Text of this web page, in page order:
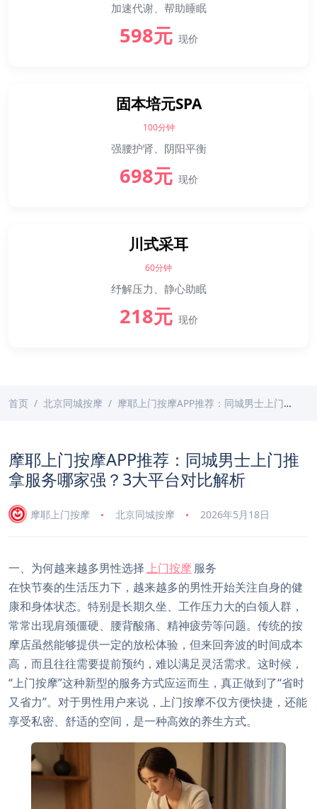
加速代谢、帮助睡眠
598元 现价
固本培元SPA
100分钟
强腰护肾、阴阳平衡
698元 现价
川式采耳
60分钟
纾解压力、静心助眠
218元 现价
首页 北京同城按摩 摩耶上门按摩APP推荐：同城男士上门推拿服务哪家强？3大平台对比解析
摩耶上门按摩APP推荐：同城男士上门推
拿服务哪家强？3大平台对比解析
摩耶上门按摩 北京同城按摩 2026年5月18日
一、为何越来越多男性选择上门按摩 服务
在快节奏的生活压力下，越来越多的男性开始关注自身的健
康和身体状态。特别是长期久坐、工作压力大的白领人群，
常常出现肩颈僵硬、腰背酸痛、精神疲劳等问题。传统的按
摩店虽然能够提供一定的放松体验，但来回奔波的时间成本
高，而且往往需要提前预约，难以满足灵活需求。这时候，
“上门按摩”这种新型的服务方式应运而生，真正做到了“省时
又省力”。对于男性用户来说，上门按摩不仅方便快捷，还能
享受私密、舒适的空间，是一种高效的养生方式。